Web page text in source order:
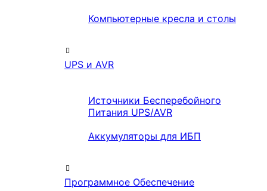
Компьютерные кресла и столы
UPS и AVR
Источники Бесперебойного
Питания UPS/AVR
Аккумуляторы для ИБП
Программное Обеспечение